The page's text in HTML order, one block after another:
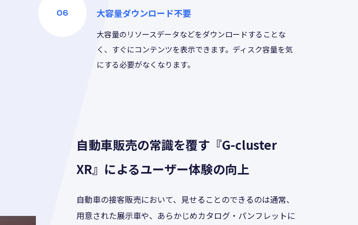
大容量ダウンロード不要
大容量のリソースデータなどをダウンロードすることな
く、すぐにコンテンツを表示できます。ディスク容量を気
にする必要がなくなります。
自動車販売の常識を覆す『G-cluster
XR』によるユーザー体験の向上
自動車の接客販売において、見せることのできるのは通常、
用意された展示車や、あらかじめカタログ・パンフレットに